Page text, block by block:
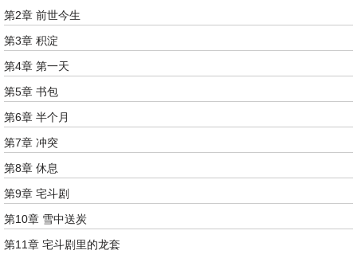
第2章 前世今生
第3章 积淀
第4章 第一天
第5章 书包
第6章 半个月
第7章 冲突
第8章 休息
第9章 宅斗剧
第10章 雪中送炭
第11章 宅斗剧里的龙套